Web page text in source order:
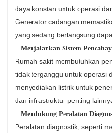
daya konstan untuk operasi
Generator cadangan
yang sedang berlangsung
Menjalankan Sistem
Rumah sakit membutuhkan
tidak terganggu untuk operasi
menyediakan listrik untuk
dan infrastruktur penting
Mendukung Peralatan
Peralatan diagnostik, seperti